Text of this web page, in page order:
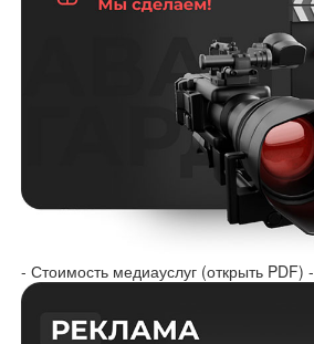
- Стоимость медиауслуг (открыть PDF) -